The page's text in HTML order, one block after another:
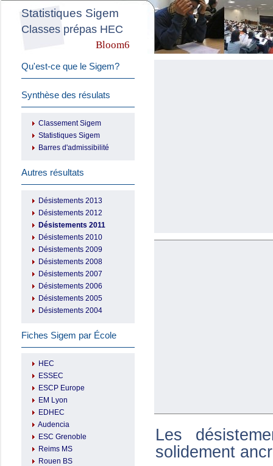
Statistiques Sigem
Classes prépas HEC
Bloom6
Qu'est-ce que le Sigem?
Synthèse des résulats
Classement Sigem
Statistiques Sigem
Barres d'admissibilité
Autres résultats
Désistements 2013
Désistements 2012
Désistements 2011
Désistements 2010
Désistements 2009
Désistements 2008
Désistements 2007
Désistements 2006
Désistements 2005
Désistements 2004
Fiches Sigem par École
HEC
ESSEC
ESCP Europe
EM Lyon
EDHEC
Audencia
ESC Grenoble
Reims MS
Rouen BS
Les
solidement